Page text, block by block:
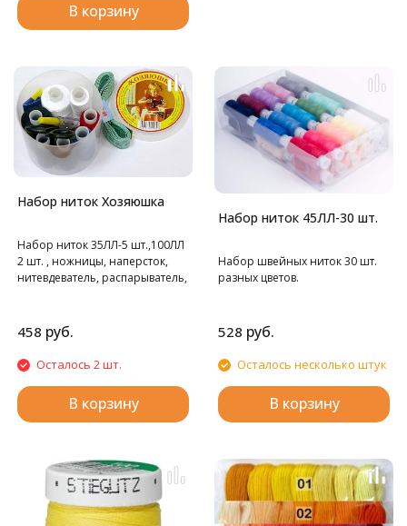
В корзину
Набор ниток Хозяюшка
Набор ниток 35ЛЛ-5 шт.,100ЛЛ
2 шт. , ножницы, наперсток,
нитевдеватель, распарыватель,
458 руб.
Осталось 2 шт.
В корзину
Набор ниток 45ЛЛ-30 шт.
Набор швейных ниток 30 шт.
разных цветов.
528 руб.
Осталось несколько штук
В корзину